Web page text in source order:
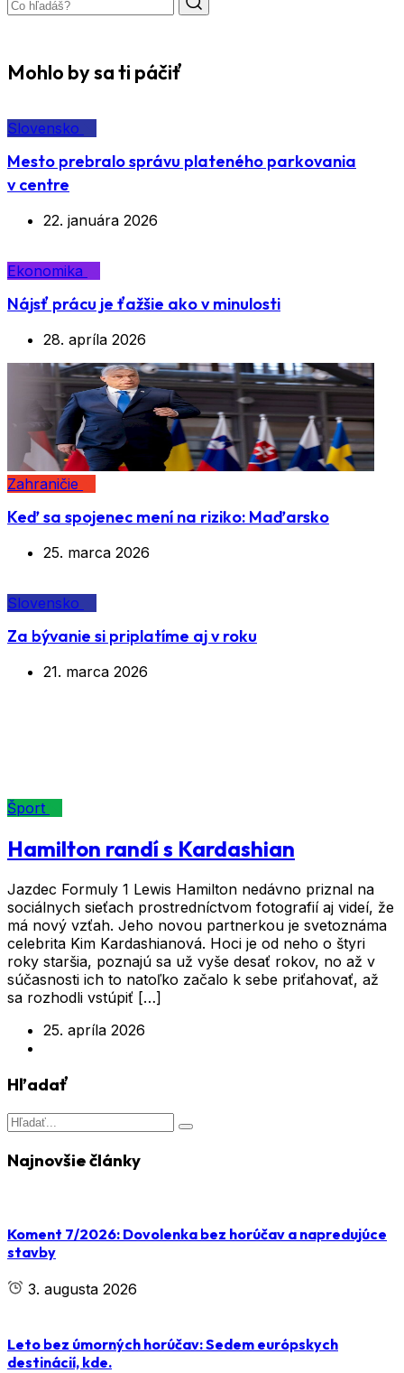
Mohlo by sa ti páčiť
Slovensko
Mesto prebralo správu plateného parkovania
v centre
22. januára 2026
Ekonomika
Nájsť prácu je ťažšie ako v minulosti
28. apríla 2026
Zahraničie
Keď sa spojenec mení na riziko: Maďarsko
25. marca 2026
Slovensko
Za bývanie si priplatíme aj v roku
21. marca 2026
Šport
Hamilton randí s Kardashian
Jazdec Formuly 1 Lewis Hamilton nedávno priznal na
sociálnych sieťach prostredníctvom fotografií aj videí, že
má nový vzťah. Jeho novou partnerkou je svetoznáma
celebrita Kim Kardashianová. Hoci je od neho o štyri
roky staršia, poznajú sa už vyše desať rokov, no až v
súčasnosti ich to natoľko začalo k sebe priťahovať, až
sa rozhodli vstúpiť […]
25. apríla 2026
Hľadať
Najnovšie články
Koment 7/2026: Dovolenka bez horúčav a napredujúce
stavby
3. augusta 2026
Leto bez úmorných horúčav: Sedem európskych
destinácií, kde.